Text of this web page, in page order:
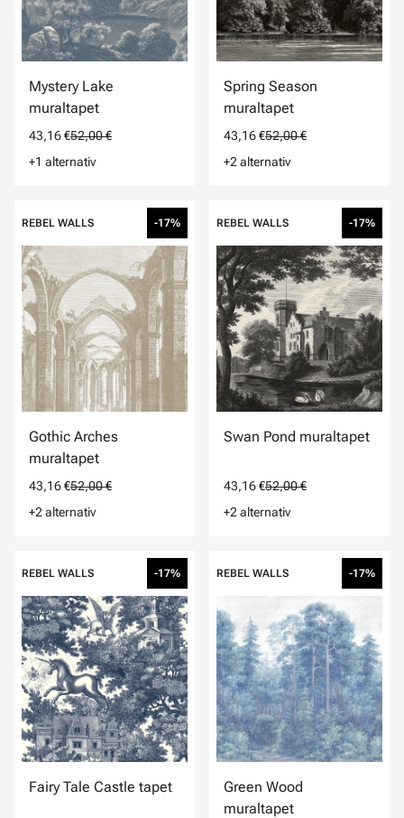
Mystery Lake
muraltapet
43,16 €52,00 €
+1 alternativ
Spring Season
muraltapet
43,16 €52,00 €
+2 alternativ
REBEL WALLS -17%
Gothic Arches
muraltapet
43,16 €52,00 €
+2 alternativ
REBEL WALLS -17%
Swan Pond muraltapet
43,16 €52,00 €
+2 alternativ
REBEL WALLS -17%
Fairy Tale Castle tapet
REBEL WALLS -17%
Green Wood
muraltapet